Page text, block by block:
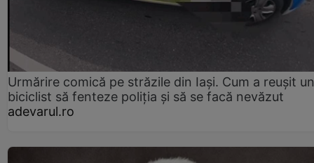
Urmărire comică pe străzile din Iași. Cum a reușit un
biciclist să fenteze poliția și să se facă nevăzut
adevarul.ro